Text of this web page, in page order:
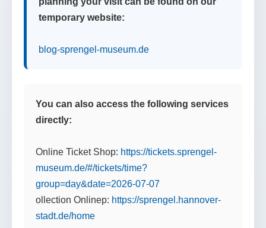
temporary website:
blog-sprengel-museum.de
You can also access the following services
directly:
Online Ticket Shop: https://tickets.sprengel-
museum.de/#/tickets/time?
group=day&date=2026-07-07
ollection Onlinep: https://sprengel.hannover-
stadt.de/home